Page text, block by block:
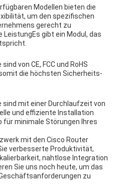
Modellen bieten die
um den spezifischen
gerecht zu
LeistungEs gibt ein Modul, das
von CE, FCC und RoHS
die höchsten Sicherheits-
sind mit einer Durchlaufzeit von
und effiziente Installation
für minimale Störungen Ihres
mit den Cisco Router
verbesserte Produktivität,
nahtlose Integration
Sie uns noch heute, um das
zu